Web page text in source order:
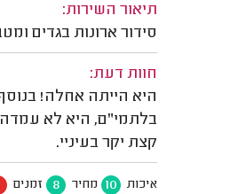
תיאור השירות:
סידור ארונות בגדים
חוות דעת:
היא הייתה אחלה!
בלתמי"ם, היא לא
קצת יקר בעיניי.
איכות 10 מחיר 8 זמנים